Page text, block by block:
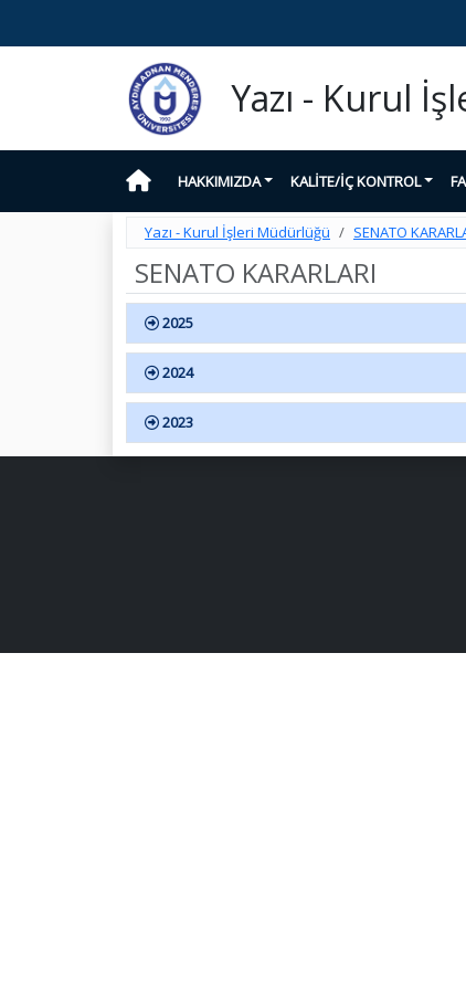
Yazı - Kurul
HAKKIMIZDA KALİTE/İÇ KONTROL
Yazı - Kurul İşleri Müdürlüğü SENATO
SENATO KARARLARI
2025
2024
2023